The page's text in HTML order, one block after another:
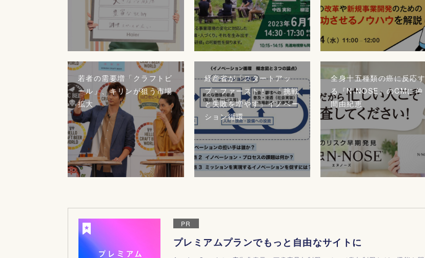
若者の需要増「クラフトビ
ール」、キリンが狙う市場
拡大
経産省が「スタートアッ
プ・ファースト！」「挑戦
と失敗を増やす」イノベー
ション循環
全身十五種類の癌に反応す
る『N-NOSE』のCMに仲
間由紀恵
PR
プレミアムプランでもっと自由なサイトに